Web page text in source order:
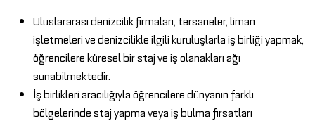
Uluslararası denizcilik firmaları, tersaneler, liman
işletmeleri ve denizcilikle ilgili kuruluşlarla iş birliği yapmak,
öğrencilere küresel bir staj ve iş olanakları ağı
sunabilmektedir.
İş birlikleri aracılığıyla öğrencilere dünyanın farklı
bölgelerinde staj yapma veya iş bulma fırsatları